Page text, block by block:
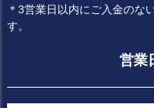
＊3営業日以内にご入金のな
す。
営業